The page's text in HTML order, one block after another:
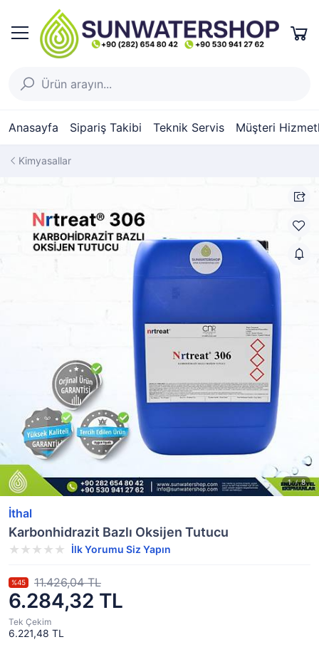
Anasayfa Sipariş Takibi Teknik Servis Müşteri
Kimyasallar
İthal
Karbonhidrazit Bazlı Oksijen Tutucu
İlk Yorumu Siz Yapın
6.284,32 TL
%45 11.426,04 TL
Tek Çekim
6.221,48 TL